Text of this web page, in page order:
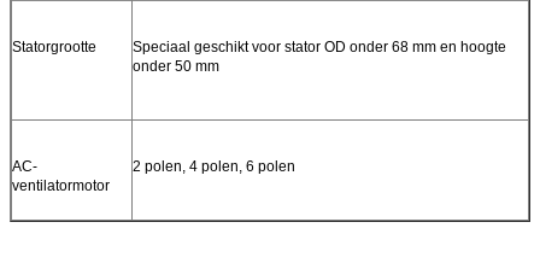
Statorgrootte
Speciaal geschikt voor stator OD onder 68 mm en hoogte
onder 50 mm
AC-
ventilatormotor
2 polen, 4 polen, 6 polen